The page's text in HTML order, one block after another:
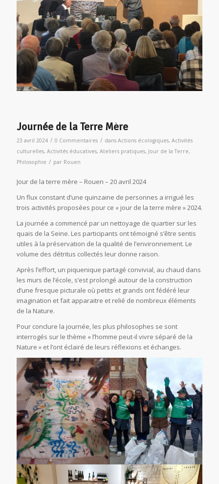
Journée de la Terre Mère
23 avril 2024 / 0 Commentaires / dans Actions écologiques, Activités
culturelles, Activités éducatives, Ateliers pratiques, Jour de la Terre,
Philosophie / par Rouen
Jour de la terre mère – Rouen – 20 avril 2024
Un flux constant d’une quinzaine de personnes a irrigué les
trois activités proposées pour ce « jour de la terre mère » 2024.
La journée a commencé par un nettoyage de quartier sur les
quais de la Seine. Les participants ont témoigné s’être sentis
utiles à la préservation de la qualité de l’environnement. Le
volume des détritus collectés leur donne raison.
Après l’effort, un piquenique partagé convivial, au chaud dans
les murs de l’école, s’est prolongé autour de la construction
d’une fresque picturale où petits et grands ont fédéré leur
imagination et fait apparaitre et relié de nombreux éléments
de la Nature.
Pour conclure la journée, les plus philosophes se sont
interrogés sur le thème « l’homme peut-il vivre séparé de la
Nature » et l’ont éclairé de leurs réflexions et échanges.